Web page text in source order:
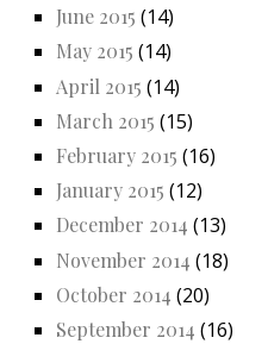
June 2015 (14)
May 2015 (14)
April 2015 (14)
March 2015 (15)
February 2015 (16)
January 2015 (12)
December 2014 (13)
November 2014 (18)
October 2014 (20)
September 2014 (16)